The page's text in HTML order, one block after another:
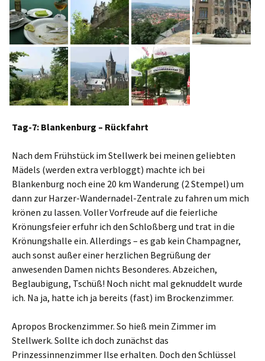
Tag-7: Blankenburg – Rückfahrt
Nach dem Frühstück im Stellwerk bei meinen geliebten
Mädels (werden extra verbloggt) machte ich bei
Blankenburg noch eine 20 km Wanderung (2 Stempel) um
dann zur Harzer-Wandernadel-Zentrale zu fahren um mich
krönen zu lassen. Voller Vorfreude auf die feierliche
Krönungsfeier erfuhr ich den Schloßberg und trat in die
Krönungshalle ein. Allerdings – es gab kein Champagner,
auch sonst außer einer herzlichen Begrüßung der
anwesenden Damen nichts Besonderes. Abzeichen,
Beglaubigung, Tschüß! Noch nicht mal geknuddelt wurde
ich. Na ja, hatte ich ja bereits (fast) im Brockenzimmer.
Apropos Brockenzimmer. So hieß mein Zimmer im
Stellwerk. Sollte ich doch zunächst das
Prinzessinnenzimmer Ilse erhalten. Doch den Schlüssel